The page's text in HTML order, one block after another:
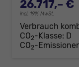
26.717,– €
incl. 19% MwSt.
Verbrauch
CO2-Klasse: D
CO2-